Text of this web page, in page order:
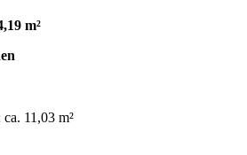
m²
11,03 m²